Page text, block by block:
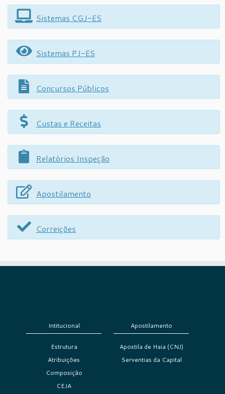
Sistemas CGJ-ES
Sistemas PJ-ES
Concursos Públicos
Custas e Receitas
Relatórios Inspeção
Apostilamento
Correições
Intitucional
Estrutura
Atribuições
Composição
CEJA
Apostilamento
Apostila de Haia (CNJ)
Serventias da Capital